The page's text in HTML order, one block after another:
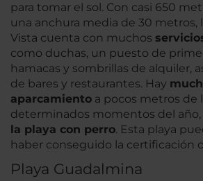
para tomar el sol. Con casi 650
una anchura media de 30 metros,
Vista cuenta con muchos
como duchas, un puesto de
hamacas y sombrillas de alquiler,
de bares y restaurantes. Hay
aparcamiento a pocos metros de
determinados momentos del año,
la playa con perro. Esta playa
haber conseguido la certificación
Playa Guadalmina